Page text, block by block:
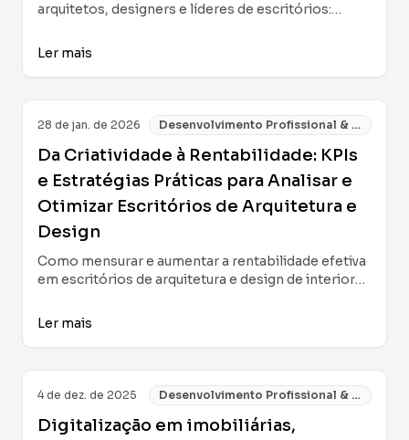
arquitetos, designers e líderes de escritórios:
focadas em lucratividade, produtividade e
arquitetura e design.
Ler mais
28 de jan. de 2026 Desenvolvimento Profissional & Negócios
Da Criatividade à Rentabilidade: KPIs
e Estratégias Práticas para Analisar e
Otimizar Escritórios de Arquitetura e
Design
Como mensurar e aumentar a rentabilidade efetiva
em escritórios de arquitetura e design de interiores
abordagem humana sobre criatividade e
Ler mais
4 de dez. de 2025 Desenvolvimento Profissional & Negócios
Digitalização em imobiliárias,